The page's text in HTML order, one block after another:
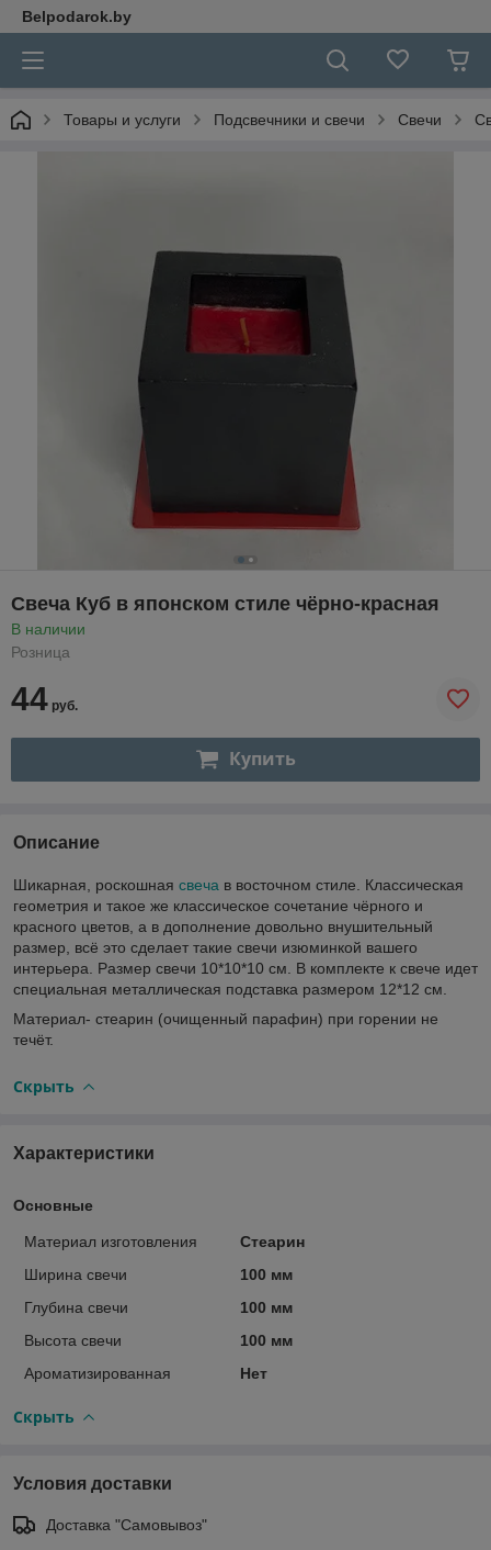
Belpodarok.by
Товары и услуги Подсвечники и свечи Свечи
Свеча Куб в японском стиле чёрно-красная
В наличии
Розница
44 руб.
Купить
Описание
Шикарная, роскошная свеча в восточном стиле. Классическая
геометрия и такое же классическое сочетание чёрного и
красного цветов, а в дополнение довольно внушительный
размер, всё это сделает такие свечи изюминкой вашего
интерьера. Размер свечи 10*10*10 см. В комплекте к свече идет
специальная металлическая подставка размером 12*12 см.
Материал- стеарин (очищенный парафин) при горении не
течёт.
Скрыть
Характеристики
Основные
Материал изготовления
Стеарин
Ширина свечи
100 мм
Глубина свечи
100 мм
Высота свечи
100 мм
Ароматизированная
Нет
Скрыть
Условия доставки
Доставка "Самовывоз"